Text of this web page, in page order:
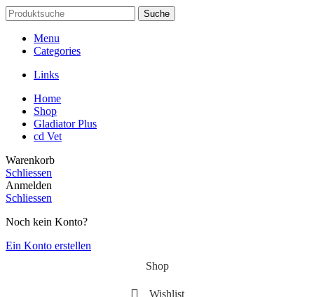
Suche
Menu
Categories
Links
Home
Shop
Gladiator Plus
cd Vet
Warenkorb
Schliessen
Anmelden
Schliessen
Noch kein Konto?
Ein Konto erstellen
Shop
Wishlist